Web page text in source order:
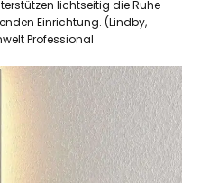
lichtseitig die Ruhe
Einrichtung. (Lindby,
Professional